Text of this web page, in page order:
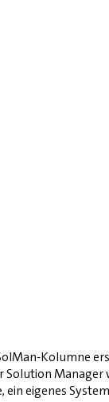
Kolumne
Manager
eigenes